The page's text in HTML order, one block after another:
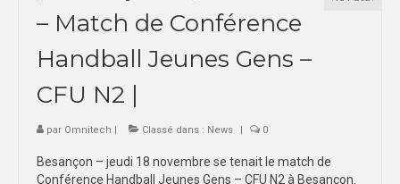
– Match de Conférence
Handball Jeunes Gens –
CFU N2 |
par Omnitech Classé dans : News 0
Besançon – jeudi 18 novembre se tenait le match de
Conférence Handball Jeunes Gens – CFU N2 à Besançon.